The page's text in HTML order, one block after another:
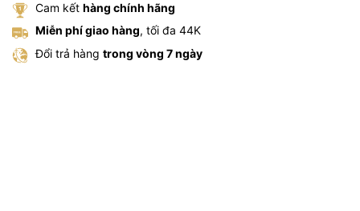
Cam kết hàng chính hãng
Miễn phí giao hàng, tối đa 44K
Đổi trả hàng trong vòng 7 ngày